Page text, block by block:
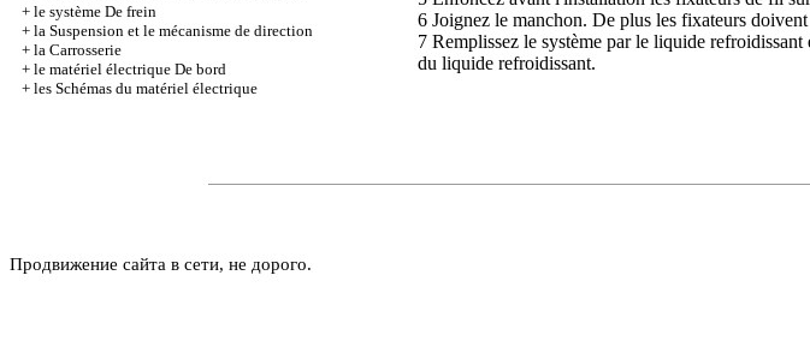
+ le système De frein
+ la Suspension et le mécanisme de direction
+ la Carrosserie
+ le matériel électrique De bord
+ les Schémas du matériel électrique
6 Joignez le manchon. De plus les fixateurs
7 Remplissez le système par le liquide
du liquide refroidissant.
Продвижение сайта в сети, не дорого.